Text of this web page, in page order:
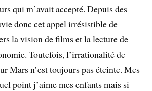
qui m’avait accepté. Depuis des
donc cet appel irrésistible de
la vision de films et la lecture de
Toutefois, l’irrationalité de
Mars n’est toujours pas éteinte. Mes
point j’aime mes enfants mais si